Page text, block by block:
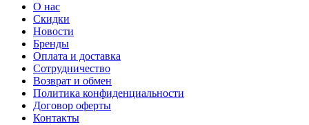
О нас
Скидки
Новости
Бренды
Оплата и доставка
Сотрудничество
Возврат и обмен
Политика конфиденциальности
Договор оферты
Контакты